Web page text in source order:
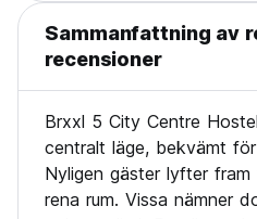
Sammanfattning av
recensioner
Brxxl 5 City Centre
centralt läge, bekvämt
Nyligen gäster lyfter fram
rena rum. Vissa nämner